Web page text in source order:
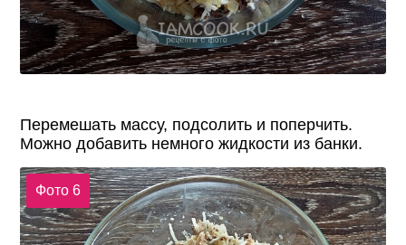
Перемешать массу, подсолить и поперчить.
Можно добавить немного жидкости из банки.
Фото 6